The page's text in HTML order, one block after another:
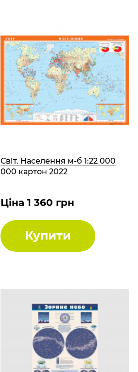
Світ. Населення м-б 1:22 000
000 картон 2022
Ціна 1 360 грн
Купити